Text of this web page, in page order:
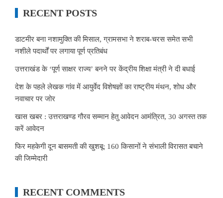
RECENT POSTS
डाटमीर बना नशामुक्ति की मिसाल, ग्रामसभा ने शराब-चरस समेत सभी
नशीले पदार्थों पर लगाया पूर्ण प्रतिबंध
उत्तराखंड के ‘पूर्ण साक्षर राज्य’ बनने पर केंद्रीय शिक्षा मंत्री ने दी बधाई
देश के पहले लेखक गांव में आयुर्वेद विशेषज्ञों का राष्ट्रीय मंथन, शोध और
नवाचार पर जोर
खास खबर : उत्तराखण्ड गौरव सम्मान हेतु आवेदन आमंत्रित, 30 अगस्त तक
करें आवेदन
फिर महकेगी दून बासमती की खुशबू: 160 किसानों ने संभाली विरासत बचाने
की जिम्मेदारी
RECENT COMMENTS